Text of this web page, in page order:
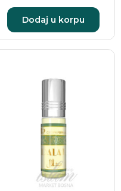
Dodaj u korpu